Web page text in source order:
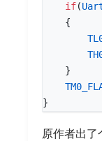
if(
{
}
}
原作者出